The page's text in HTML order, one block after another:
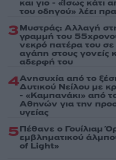
και γιο - «Ίσως
του οδηγού» λέει
3Μυστράς: Αλλαγή
γραμμή του
νεκρό πατέρα του
αγάπη στους γονείς
αδερφή του
4Ανησυχία από το
Δυτικού Νείλου με
- «Καμπανάκι» από
Αθηνών για την
υγείας
5Πέθανε ο Γουίλιαμ
εμβληματικού
of Light»